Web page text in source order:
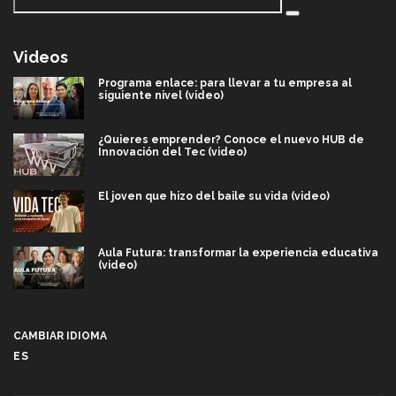
Videos
Programa enlace: para llevar a tu empresa al
siguiente nivel (video)
¿Quieres emprender? Conoce el nuevo HUB de
Innovación del Tec (video)
El joven que hizo del baile su vida (video)
Aula Futura: transformar la experiencia educativa
(video)
CAMBIAR IDIOMA
ES